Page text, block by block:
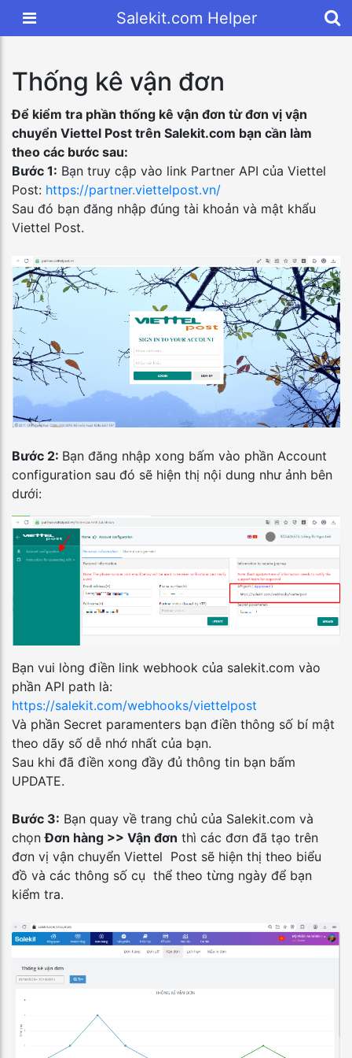
Salekit.com Helper
Thống kê vận đơn
Để kiểm tra phần thống kê vận đơn từ đơn vị vận
chuyển Viettel Post trên Salekit.com bạn cần làm
theo các bước sau:
Bước 1: Bạn truy cập vào link Partner API của Viettel
Post: https://partner.viettelpost.vn/
Sau đó bạn đăng nhập đúng tài khoản và mật khẩu
Viettel Post.
Bước 2: Bạn đăng nhập xong bấm vào phần Account
configuration sau đó sẽ hiện thị nội dung như ảnh bên
dưới:
Bạn vui lòng điền link webhook của salekit.com vào
phần API path là:
https://salekit.com/webhooks/viettelpost
Và phần Secret paramenters bạn điền thông số bí mật
theo dãy số dễ nhớ nhất của bạn.
Sau khi đã điền xong đầy đủ thông tin bạn bấm
UPDATE.
Bước 3: Bạn quay về trang chủ của Salekit.com và
chọnĐơn hàng >> Vận đơn thì các đơn đã tạo trên
đơn vị vận chuyển Viettel Post sẽ hiện thị theo biểu
đồ và các thông số cụ thể theo từng ngày để bạn
kiểm tra.